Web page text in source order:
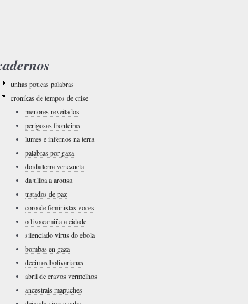
unhas poucas palabras
cronikas de tempos de crise
menores rexeitados
perigosas fronteiras
lumes e infernos na terra
palabras por gaza
doida terra venezuela
da ulloa a arousa
tratados de paz
coro de feministas voces
o lixo camiña a cidade
silenciado virus do ebola
bombas en gaza
decimas bolivarianas
abril de cravos vermelhos
ancestrais mapuches